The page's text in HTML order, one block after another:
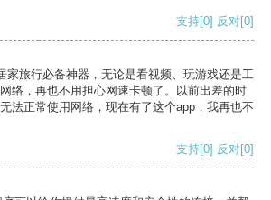
支持[0] 反对[0]
家旅行必备神器，无论是看视频、玩游戏还是工
络，再也不用担心网速卡顿了。以前出差的时
法正常使用网络，现在有了这个app，我再也不
支持[0] 反对[0]